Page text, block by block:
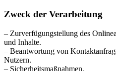
Zweck der Verarbeitung
– Zurverfügungstellung des
und Inhalte.
– Beantwortung von
Nutzern.
– Sicherheitsmaßnahmen.